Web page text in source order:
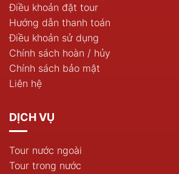
Điều khoản đặt tour
Hướng dẫn thanh toán
Điều khoản sử dụng
Chính sách hoàn / hủy
Chính sách bảo mật
Liên hệ
DỊCH VỤ
Tour nước ngoài
Tour trong nước